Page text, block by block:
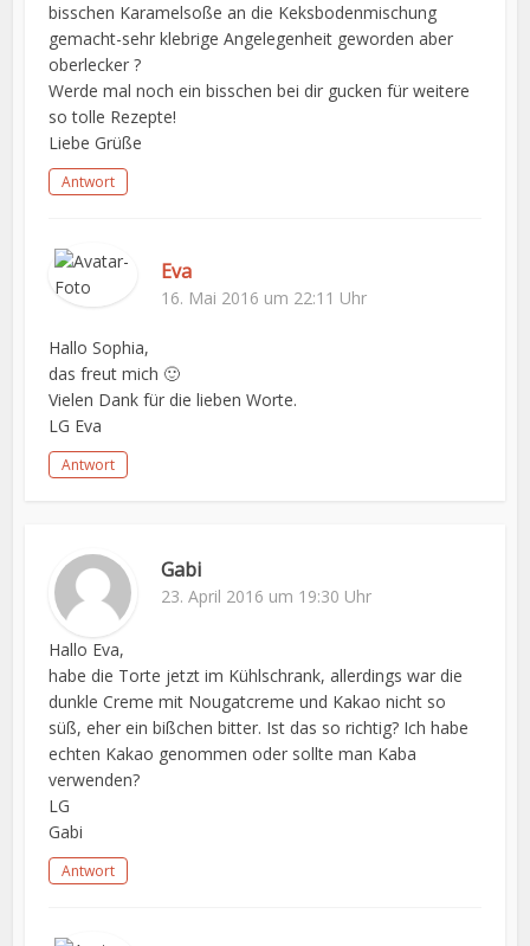
bisschen Karamelsoße an die Keksbodenmischung
gemacht-sehr klebrige Angelegenheit geworden aber
oberlecker ?
Werde mal noch ein bisschen bei dir gucken für weitere
so tolle Rezepte!
Liebe Grüße
Antwort
Eva
16. Mai 2016 um 22:11 Uhr
Hallo Sophia,
das freut mich 🙂
Vielen Dank für die lieben Worte.
LG Eva
Antwort
Gabi
23. April 2016 um 19:30 Uhr
Hallo Eva,
habe die Torte jetzt im Kühlschrank, allerdings war die
dunkle Creme mit Nougatcreme und Kakao nicht so
süß, eher ein bißchen bitter. Ist das so richtig? Ich habe
echten Kakao genommen oder sollte man Kaba
verwenden?
LG
Gabi
Antwort